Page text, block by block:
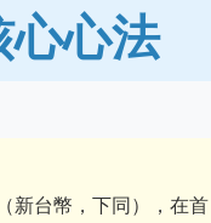
心法
新台幣，下同），在首